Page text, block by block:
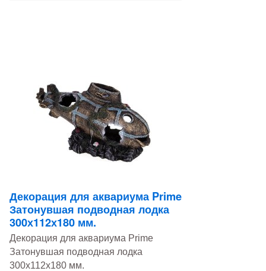
Декорация для аквариума Prime
Затонувшая подводная лодка
300х112х180 мм.
Декорация для аквариума Prime
Затонувшая подводная лодка
300х112х180 мм.